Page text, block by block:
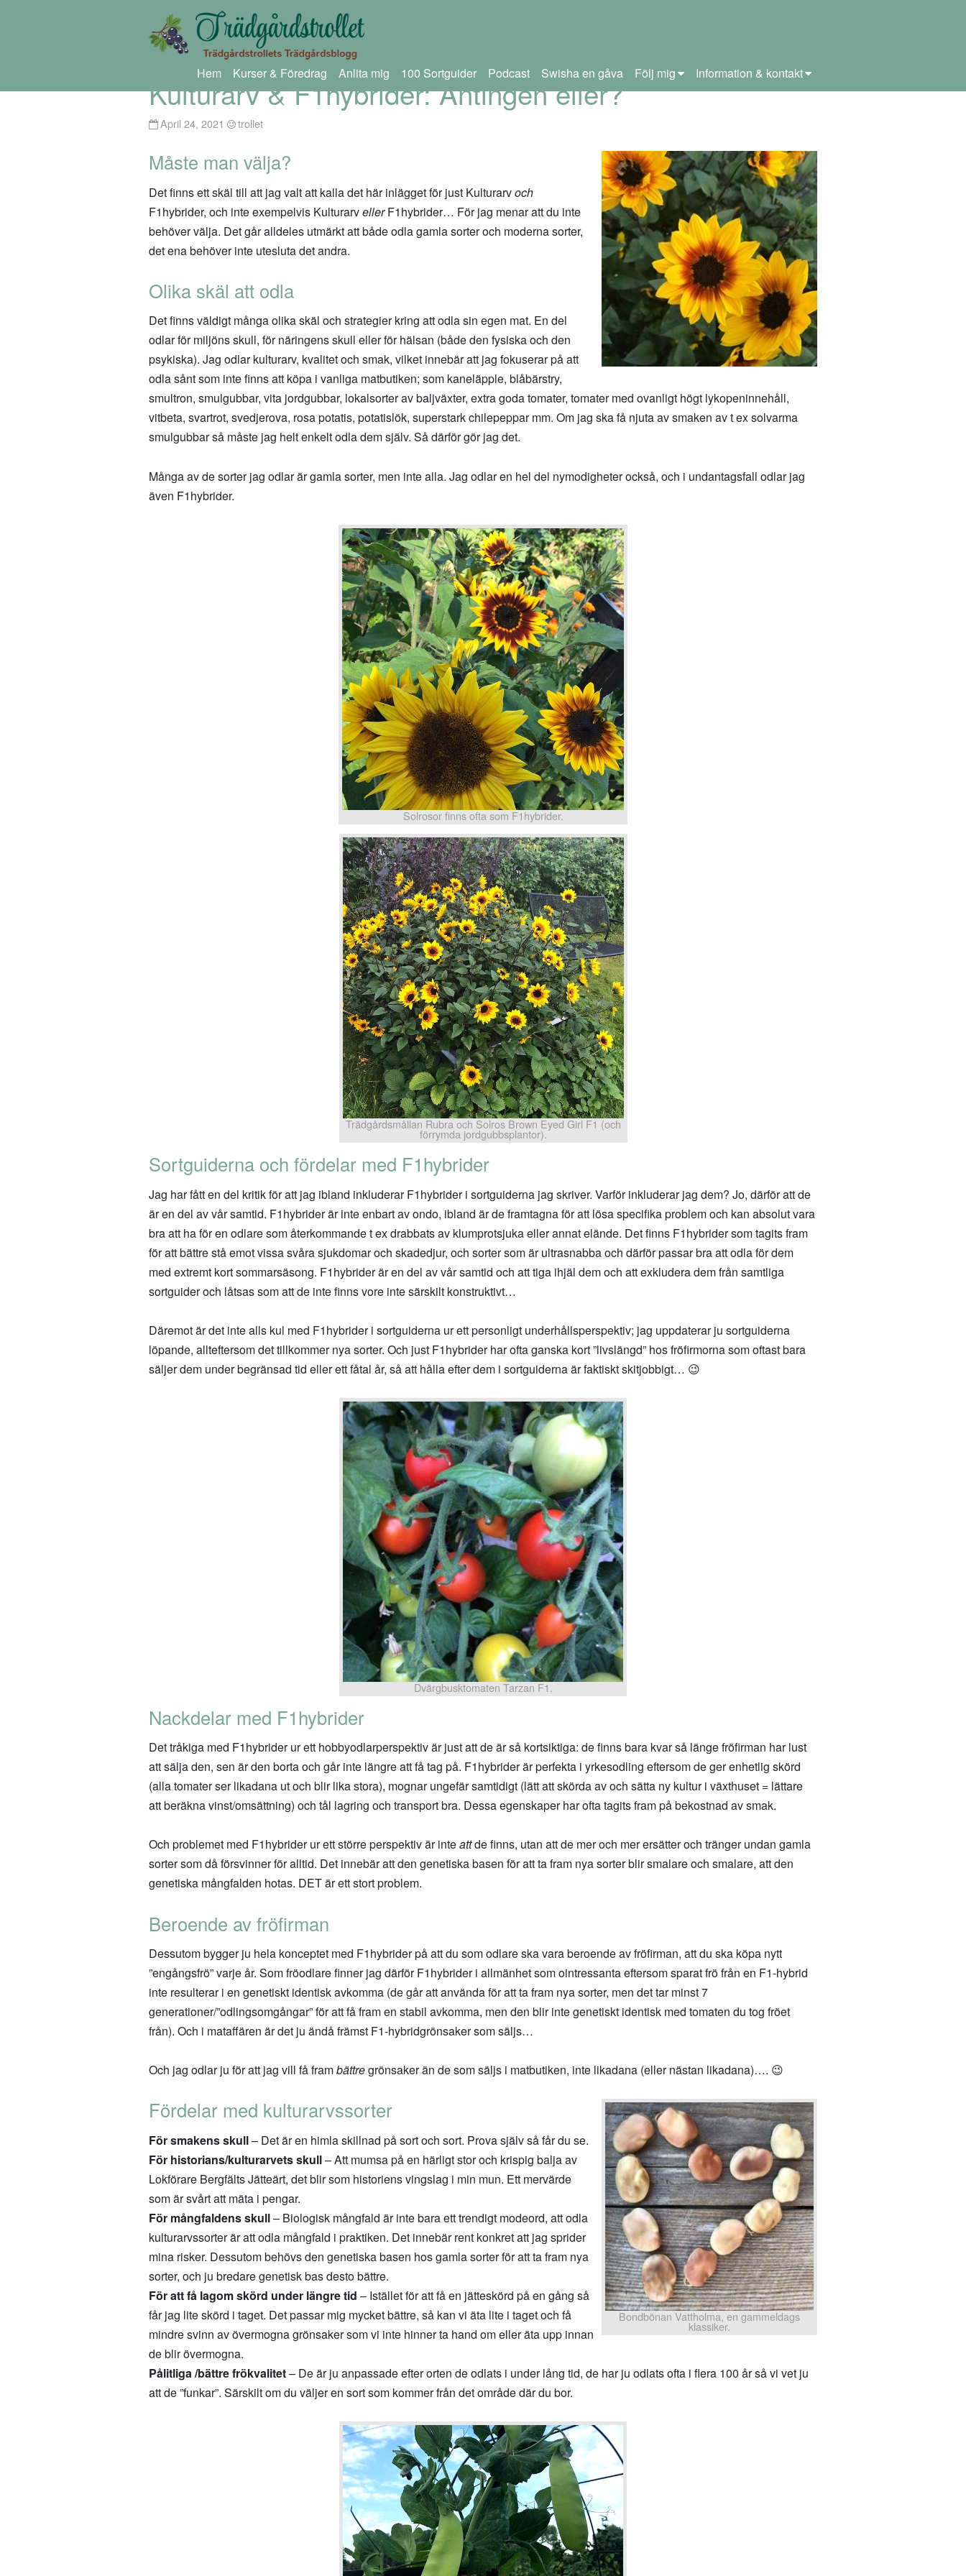
Hem Kurser & Föredrag Anlita mig 100 Sortguider Podcast Swisha en gåva Följ mig Information & kontakt
Kulturarv & F1hybrider: Antingen eller?
April 24, 2021 trollet
Måste man välja?
Det finns ett skäl till att jag valt att kalla det här inlägget för just Kulturarvoch
F1hybrider, och inte exempelvis KulturarvellerF1hybrider… För jag menar att du inte
behöver välja. Det går alldeles utmärkt att både odla gamla sorter och moderna sorter,
det ena behöver inte utesluta det andra.
Olika skäl att odla
Det finns väldigt många olika skäl och strategier kring att odla sin egen mat. En del
odlar för miljöns skull, för näringens skull eller för hälsan (både den fysiska och den
psykiska). Jag odlar kulturarv, kvalitet och smak, vilket innebär att jag fokuserar på att
odla sånt som inte finns att köpa i vanliga matbutiken; som kaneläpple, blåbärstry,
smultron, smulgubbar, vita jordgubbar, lokalsorter av baljväxter, extra goda tomater, tomater med ovanligt högt lykopeninnehåll,
vitbeta, svartrot, svedjerova, rosa potatis, potatislök, superstark chilepeppar mm. Om jag ska få njuta av smaken av t ex solvarma
smulgubbar så måste jag helt enkelt odla dem själv. Så därför gör jag det.
Många av de sorter jag odlar är gamla sorter, men inte alla. Jag odlar en hel del nymodigheter också, och i undantagsfall odlar jag
även F1hybrider.
Solrosor finns ofta som F1hybrider.
Trädgårdsmållan Rubra och Solros Brown Eyed Girl F1 (och
förrymda jordgubbsplantor).
Sortguiderna och fördelar med F1hybrider
Jag har fått en del kritik för att jag ibland inkluderar F1hybrider i sortguiderna jag skriver. Varför inkluderar jag dem? Jo, därför att de
är en del av vår samtid. F1hybrider är inte enbart av ondo, ibland är de framtagna för att lösa specifika problem och kan absolut vara
bra att ha för en odlare som återkommande t ex drabbats av klumprotsjuka eller annat elände. Det finns F1hybrider som tagits fram
för att bättre stå emot vissa svåra sjukdomar och skadedjur, och sorter som är ultrasnabba och därför passar bra att odla för dem
med extremt kort sommarsäsong. F1hybrider är en del av vår samtid och att tiga ihjäl dem och att exkludera dem från samtliga
sortguider och låtsas som att de inte finns vore inte särskilt konstruktivt…
Däremot är det inte alls kul med F1hybrider i sortguiderna ur ett personligt underhållsperspektiv; jag uppdaterar ju sortguiderna
löpande, allteftersom det tillkommer nya sorter. Och just F1hybrider har ofta ganska kort ”livslängd” hos fröfirmorna som oftast bara
säljer dem under begränsad tid eller ett fåtal år, så att hålla efter dem i sortguiderna är faktiskt skitjobbigt… 😉
Dvärgbusktomaten Tarzan F1.
Nackdelar med F1hybrider
Det tråkiga med F1hybrider ur ett hobbyodlarperspektiv är just att de är så kortsiktiga: de finns bara kvar så länge fröfirman har lust
att sälja den, sen är den borta och går inte längre att få tag på. F1hybrider är perfekta i yrkesodling eftersom de ger enhetlig skörd
(alla tomater ser likadana ut och blir lika stora), mognar ungefär samtidigt (lätt att skörda av och sätta ny kultur i växthuset = lättare
att beräkna vinst/omsättning) och tål lagring och transport bra. Dessa egenskaper har ofta tagits fram på bekostnad av smak.
Och problemet med F1hybrider ur ett större perspektiv är inteattde finns, utan att de mer och mer ersätter och tränger undan gamla
sorter som då försvinner för alltid. Det innebär att den genetiska basen för att ta fram nya sorter blir smalare och smalare, att den
genetiska mångfalden hotas. DET är ett stort problem.
Beroende av fröfirman
Dessutom bygger ju hela konceptet med F1hybrider på att du som odlare ska vara beroende av fröfirman, att du ska köpa nytt
”engångsfrö” varje år. Som fröodlare finner jag därför F1hybrider i allmänhet som ointressanta eftersom sparat frö från en F1-hybrid
inte resulterar i en genetiskt identisk avkomma (de går att använda för att ta fram nya sorter, men det tar minst 7
generationer/”odlingsomgångar” för att få fram en stabil avkomma, men den blir inte genetiskt identisk med tomaten du tog fröet
från). Och i mataffären är det ju ändå främst F1-hybridgrönsaker som säljs…
Och jag odlar ju för att jag vill få frambättregrönsaker än de som säljs i matbutiken, inte likadana (eller nästan likadana)…. 😉
Bondbönan Vattholma, en gammeldags
klassiker.
Fördelar med kulturarvssorter
För smakens skull– Det är en himla skillnad på sort och sort. Prova själv så får du se.
För historians/kulturarvets skull– Att mumsa på en härligt stor och krispig balja av
Lokförare Bergfälts Jätteärt, det blir som historiens vingslag i min mun. Ett mervärde
som är svårt att mäta i pengar.
För mångfaldens skull– Biologisk mångfald är inte bara ett trendigt modeord, att odla
kulturarvssorter är att odla mångfald i praktiken. Det innebär rent konkret att jag sprider
mina risker. Dessutom behövs den genetiska basen hos gamla sorter för att ta fram nya
sorter, och ju bredare genetisk bas desto bättre.
För att få lagom skörd under längre tid – Istället för att få en jätteskörd på en gång så
får jag lite skörd i taget. Det passar mig mycket bättre, så kan vi äta lite i taget och få
mindre svinn av övermogna grönsaker som vi inte hinner ta hand om eller äta upp innan
de blir övermogna.
Pålitliga /bättre frökvalitet– De är ju anpassade efter orten de odlats i under lång tid, de har ju odlats ofta i flera 100 år så vi vet ju
att de ”funkar”. Särskilt om du väljer en sort som kommer från det område där du bor.